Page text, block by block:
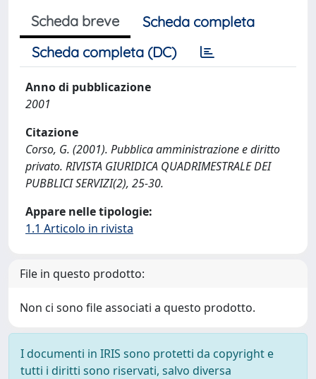
Scheda breve
Scheda completa
Scheda completa (DC)
Anno di pubblicazione
2001
Citazione
Corso, G. (2001). Pubblica amministrazione e diritto
privato. RIVISTA GIURIDICA QUADRIMESTRALE DEI
PUBBLICI SERVIZI(2), 25-30.
Appare nelle tipologie:
1.1 Articolo in rivista
File in questo prodotto:
Non ci sono file associati a questo prodotto.
I documenti in IRIS sono protetti da copyright e
tutti i diritti sono riservati, salvo diversa